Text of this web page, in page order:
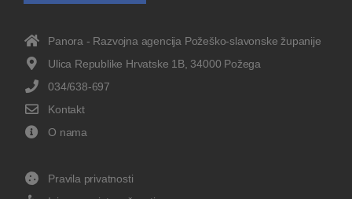
Panora - Razvojna agencija Požeško-slavonske županije
Ulica Republike Hrvatske 1B, 34000 Požega
034/638-697
Kontakt
O nama
Pravila privatnosti